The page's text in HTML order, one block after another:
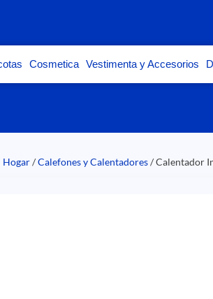
Cosmetica Vestimenta y Accesorios
Hogar/Calefones y Calentadores/ Calentador